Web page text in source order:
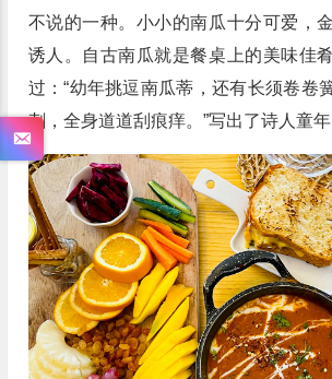
不说的一种。小小的南瓜十分可爱，
诱人。自古南瓜就是餐桌上的美味佳
过：“幼年挑逗南瓜蒂，还有长须卷卷
刺，全身道道刮痕痒。”写出了诗人童年